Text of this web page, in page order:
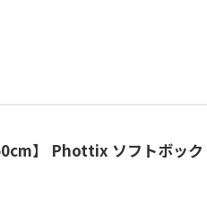
】 Phottix ソフトボック